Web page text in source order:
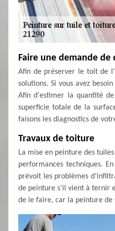
Faire une demande
Afin de préserver le toit de
solutions. Si vous avez
Afin d'estimer la quantité
superficie totale de la
faisons les diagnostics de
Travaux de toiture
La mise en peinture des
performances techniques.
prévoit les problèmes
de peinture s’il vient à ternir
de le faire, car la peinture